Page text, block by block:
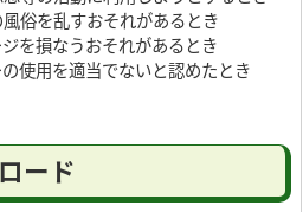
俗を乱すおそれがあるとき
を損なうおそれがあるとき
使用を適当でないと認めたとき
ード